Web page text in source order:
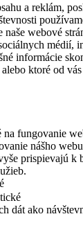
a reklám,
naše webové
médií,
informácie
ktoré od
fungovanie
nášho
prispievajú k
dát ako